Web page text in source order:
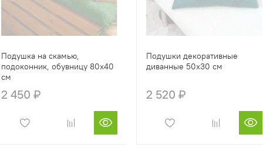
Подушка на скамью,
подоконник, обувницу 80х40
см
2 450 ₽
Подушки декоративные
диванные 50х30 см
2 520 ₽